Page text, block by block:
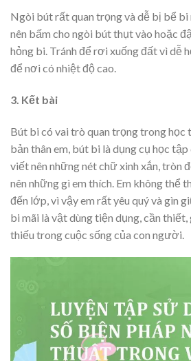
Ngòi bút rất quan trọng và dễ bị bể bi
nên bấm cho ngòi bút thụt vào hoặc
hỏng bi. Tránh để rơi xuống đất vì dễ
để nơi có nhiệt độ cao.
3. Kết bài
Bút bi có vai trò quan trọng trong học
bản thân em, bút bi là dụng cụ học
viết nên những nét chữ xinh xắn, tròn
nên những gì em thích. Em không thể
đến lớp, vì vậy em rất yêu quý và gìn
bi mãi là vật dùng tiện dụng, cần
thiếu trong cuộc sống của con người.